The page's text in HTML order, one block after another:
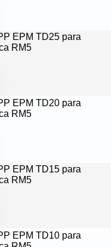
EPM TD25 para
RM5
EPM TD20 para
RM5
EPM TD15 para
RM5
EPM TD10 para